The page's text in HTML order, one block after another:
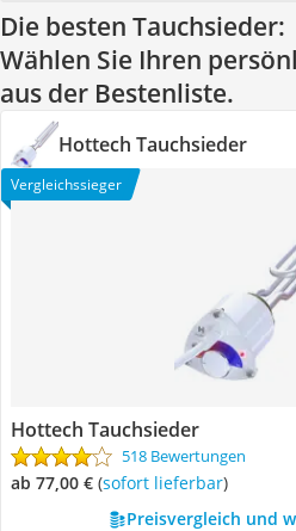
Die besten Tauchsieder:
Wählen Sie Ihren
aus der Bestenliste.
Hottech Tauchsieder
Vergleichssieger
Hottech Tauchsieder
518 Bewertungen
ab 77,00 € ( Sofort lieferbar)
Preisvergleich und